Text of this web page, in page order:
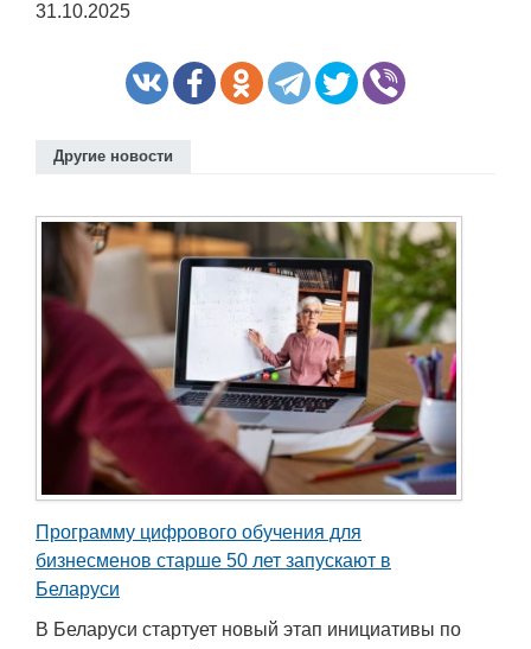
31.10.2025
Другие новости
Программу цифрового обучения для
бизнесменов старше 50 лет запускают в
Беларуси
В Беларуси стартует новый этап инициативы по